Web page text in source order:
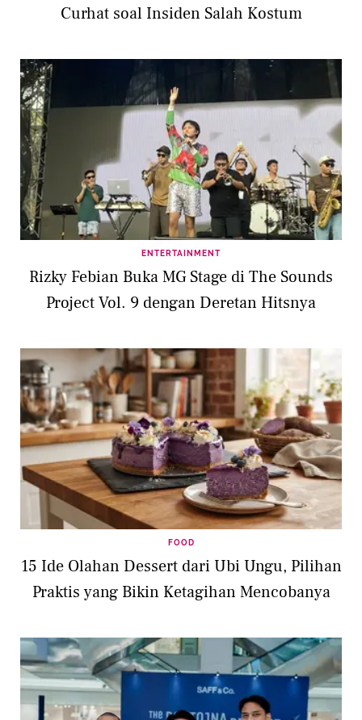
Curhat soal Insiden Salah Kostum
ENTERTAINMENT
Rizky Febian Buka MG Stage di The Sounds
Project Vol. 9 dengan Deretan Hitsnya
FOOD
15 Ide Olahan Dessert dari Ubi Ungu, Pilihan
Praktis yang Bikin Ketagihan Mencobanya